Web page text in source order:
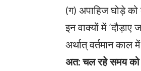
(ग) अपाहिज घोड़े को
इन वाक्यों में ‘दौड़ाए
अर्थात्‌ वर्तमान काल
अत: चल रहे समय को